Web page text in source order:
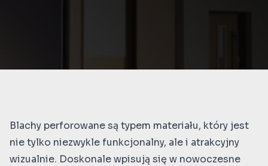
Blachy perforowane są typem materiału, który jest
nie tylko niezwykle funkcjonalny, ale i atrakcyjny
wizualnie. Doskonale wpisują się w nowoczesne